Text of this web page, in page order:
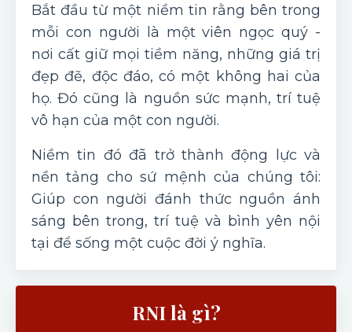
Bắt đầu từ một niềm tin rằng bên trong
mỗi con người là một viên ngọc quý -
nơi cất giữ mọi tiềm năng, những giá trị
đẹp đẽ, độc đáo, có một không hai của
họ. Đó cũng là nguồn sức mạnh, trí tuệ
vô hạn của một con người.
Niềm tin đó đã trở thành động lực và
nền tảng cho sứ mệnh của chúng tôi:
Giúp con người đánh thức nguồn ánh
sáng bên trong, trí tuệ và bình yên nội
tại để sống một cuộc đời ý nghĩa.
RNI là gì?